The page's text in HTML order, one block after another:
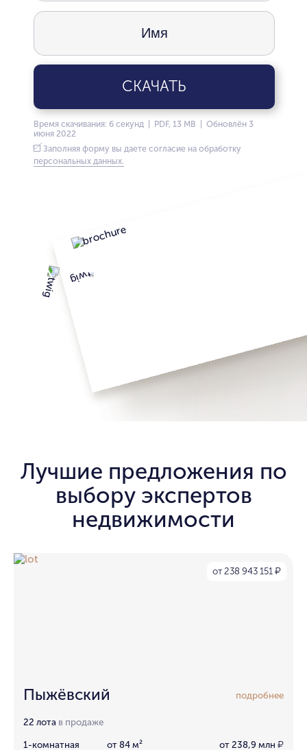
СКАЧАТЬ
Время скачивания: 6 секунд | PDF, 13 MB | Обновлён 3
июня 2022
Заполняя форму вы даете согласие на обработку
персональных данных.
Лучшие предложения по
выбору экспертов
недвижимости
от 238 943 151 ₽
Пыжёвский подробнее
22 лота в продаже
1-комнатная от 84 м² от 238,9 млн ₽